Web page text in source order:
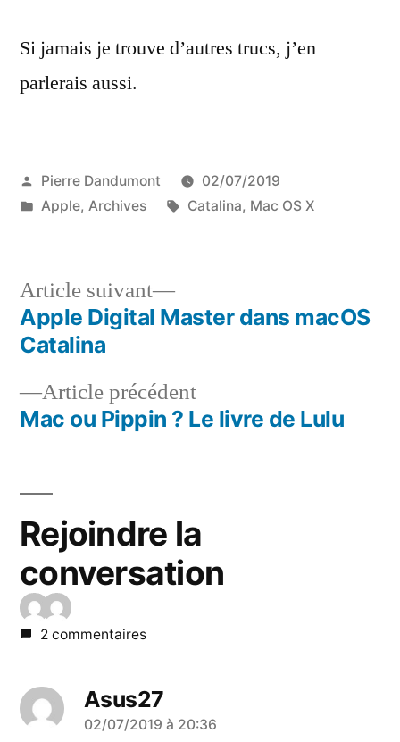
Si jamais je trouve d’autres trucs, j’en
parlerais aussi.
Publié
par
Pierre Dandumont
02/07/2019
Publié
Apple, Archives Étiquettes :
Catalina, Mac OS X
Navigation
l’article
Article précédentArticle
précédent :
Mac ou Pippin ? Le livre de Lulu
Article suivant
Article
suivant :
Apple Digital Master dans macOS
Catalina
Rejoindre la
conversation
2 commentaires
Asus27
a
02/07/2019 à 20:36